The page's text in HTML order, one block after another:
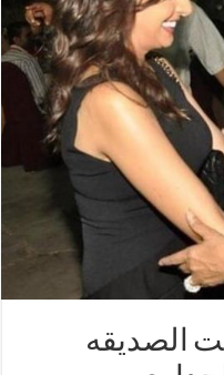
الصديقه